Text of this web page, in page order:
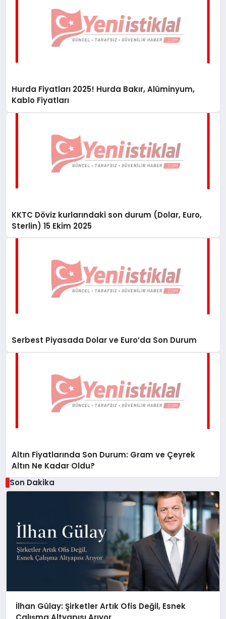
Hurda Fiyatları 2025! Hurda Bakır, Alüminyum,
Kablo Fiyatları
KKTC Döviz kurlarındaki son durum (Dolar, Euro,
Sterlin) 15 Ekim 2025
Serbest Piyasada Dolar ve Euro’da Son Durum
Altın Fiyatlarında Son Durum: Gram ve Çeyrek
Altın Ne Kadar Oldu?
Son Dakika
İlhan Gülay: Şirketler Artık Ofis Değil, Esnek